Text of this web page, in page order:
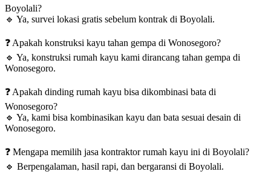
Boyolali?
🔹 Ya, survei lokasi gratis sebelum kontrak di Boyolali.
❓ Apakah konstruksi kayu tahan gempa di Wonosegoro?
🔹 Ya, konstruksi rumah kayu kami dirancang tahan gempa di
Wonosegoro.
❓ Apakah dinding rumah kayu bisa dikombinasi bata di
Wonosegoro?
🔹 Ya, kami bisa kombinasikan kayu dan bata sesuai desain di
Wonosegoro.
❓ Mengapa memilih jasa kontraktor rumah kayu ini di Boyolali?
🔹 Berpengalaman, hasil rapi, dan bergaransi di Boyolali.